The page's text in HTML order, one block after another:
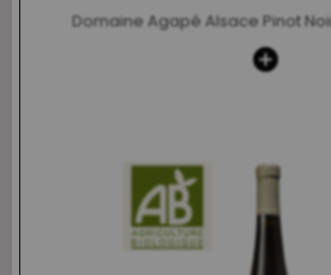
Domaine Agapé Alsace Pinot